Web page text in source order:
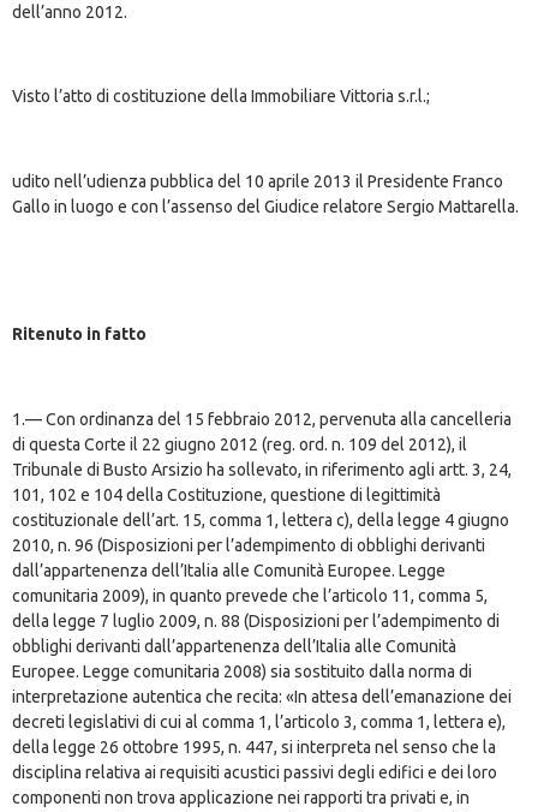
dell’anno 2012.
Visto l’atto di costituzione della Immobiliare Vittoria s.r.l.;
udito nell’udienza pubblica del 10 aprile 2013 il Presidente Franco
Gallo in luogo e con l’assenso del Giudice relatore Sergio Mattarella.
Ritenuto in fatto
1.— Con ordinanza del 15 febbraio 2012, pervenuta alla cancelleria
di questa Corte il 22 giugno 2012 (reg. ord. n. 109 del 2012), il
Tribunale di Busto Arsizio ha sollevato, in riferimento agli artt. 3, 24,
101, 102 e 104 della Costituzione, questione di legittimità
costituzionale dell’art. 15, comma 1, lettera c), della legge 4 giugno
2010, n. 96 (Disposizioni per l’adempimento di obblighi derivanti
dall’appartenenza dell’Italia alle Comunità Europee. Legge
comunitaria 2009), in quanto prevede che l’articolo 11, comma 5,
della legge 7 luglio 2009, n. 88 (Disposizioni per l’adempimento di
obblighi derivanti dall’appartenenza dell’Italia alle Comunità
Europee. Legge comunitaria 2008) sia sostituito dalla norma di
interpretazione autentica che recita: «In attesa dell’emanazione dei
decreti legislativi di cui al comma 1, l’articolo 3, comma 1, lettera e),
della legge 26 ottobre 1995, n. 447, si interpreta nel senso che la
disciplina relativa ai requisiti acustici passivi degli edifici e dei loro
componenti non trova applicazione nei rapporti tra privati e, in